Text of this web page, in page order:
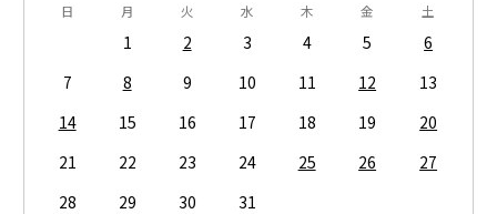
日 月 火 水 木 金 土
1 2 3 4 5
6
7
8 9 10 11 12
13
14
15 16 17 18 19
20
21
22 23 24 25 26
27
28
29 30 31